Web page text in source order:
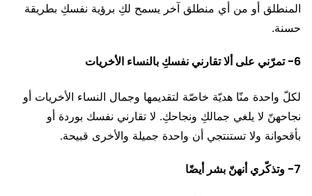
المنطلق أو من أي منطلق آخر يسمح لكِ برؤية نفسكِ بطريقة
حسنة.
6- تمرّني على ألا تقارني نفسكِ بالنساء الأخريات
لكلّ واحدة منّا هديّة خاصّة لتقديمها وجمال النساء الأخريات أو
نجاحهنّ لا يلغي جمالكِ ونجاحكِ. لا تقارني نفسك بوردة أو
بأقحوانة ولا تستنتجي أن واحدة جميلة والأخرى قبيحة.
7- وتذكّري أنهنّ بشر أيضًا